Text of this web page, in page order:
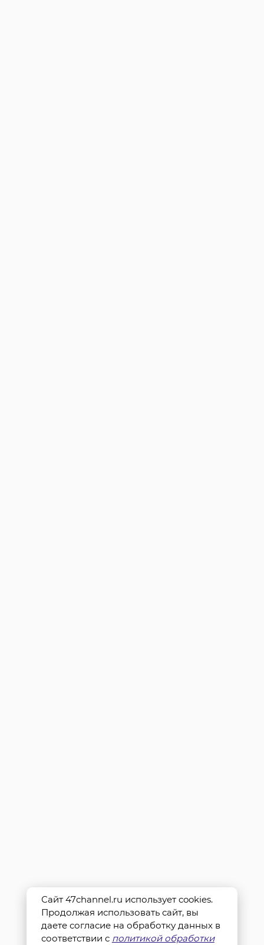
Сайт 47channel.ru использует cookies.
Продолжая использовать сайт, вы
даете согласие на обработку данных в
соответствии с политикой обработки